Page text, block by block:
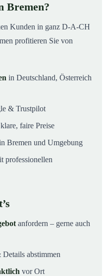
Bremen?
Kunden in ganz D-A-CH
profitieren Sie von
in Deutschland, Österreich
& Trustpilot
faire Preise
Bremen und Umgebung
professionellen
anfordern – gerne auch
abstimmen
vor Ort